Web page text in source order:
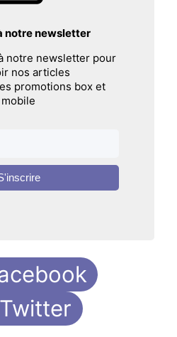
notre newsletter
notre newsletter pour
nos articles
promotions box et
mobile
Twitter